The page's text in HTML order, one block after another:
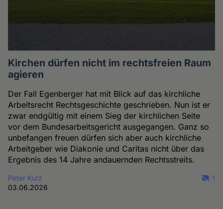
Kirchen dürfen nicht im rechtsfreien Raum
agieren
Der Fall Egenberger hat mit Blick auf das kirchliche
Arbeitsrecht Rechtsgeschichte geschrieben. Nun ist er
zwar endgültig mit einem Sieg der kirchlichen Seite
vor dem Bundesarbeitsgericht ausgegangen. Ganz so
unbefangen freuen dürfen sich aber auch kirchliche
Arbeitgeber wie Diakonie und Caritas nicht über das
Ergebnis des 14 Jahre andauernden Rechtsstreits.
Peter Kurz
03.06.2026
1